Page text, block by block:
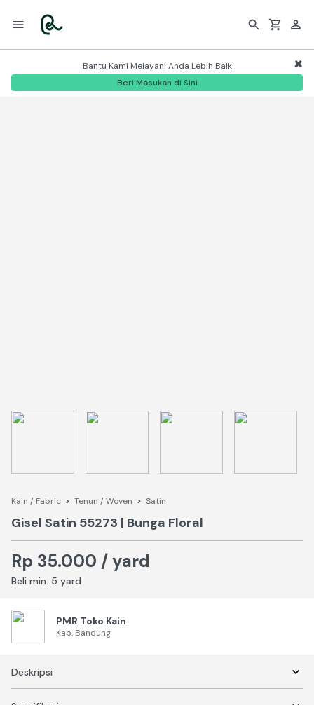
Bantu Kami Melayani Anda Lebih Baik
Beri Masukan di Sini
Kain / Fabric > Tenun / Woven > Satin
Gisel Satin 55273 | Bunga Floral
Rp 35.000 / yard
Beli min. 5 yard
PMR Toko Kain
Kab. Bandung
Deskripsi